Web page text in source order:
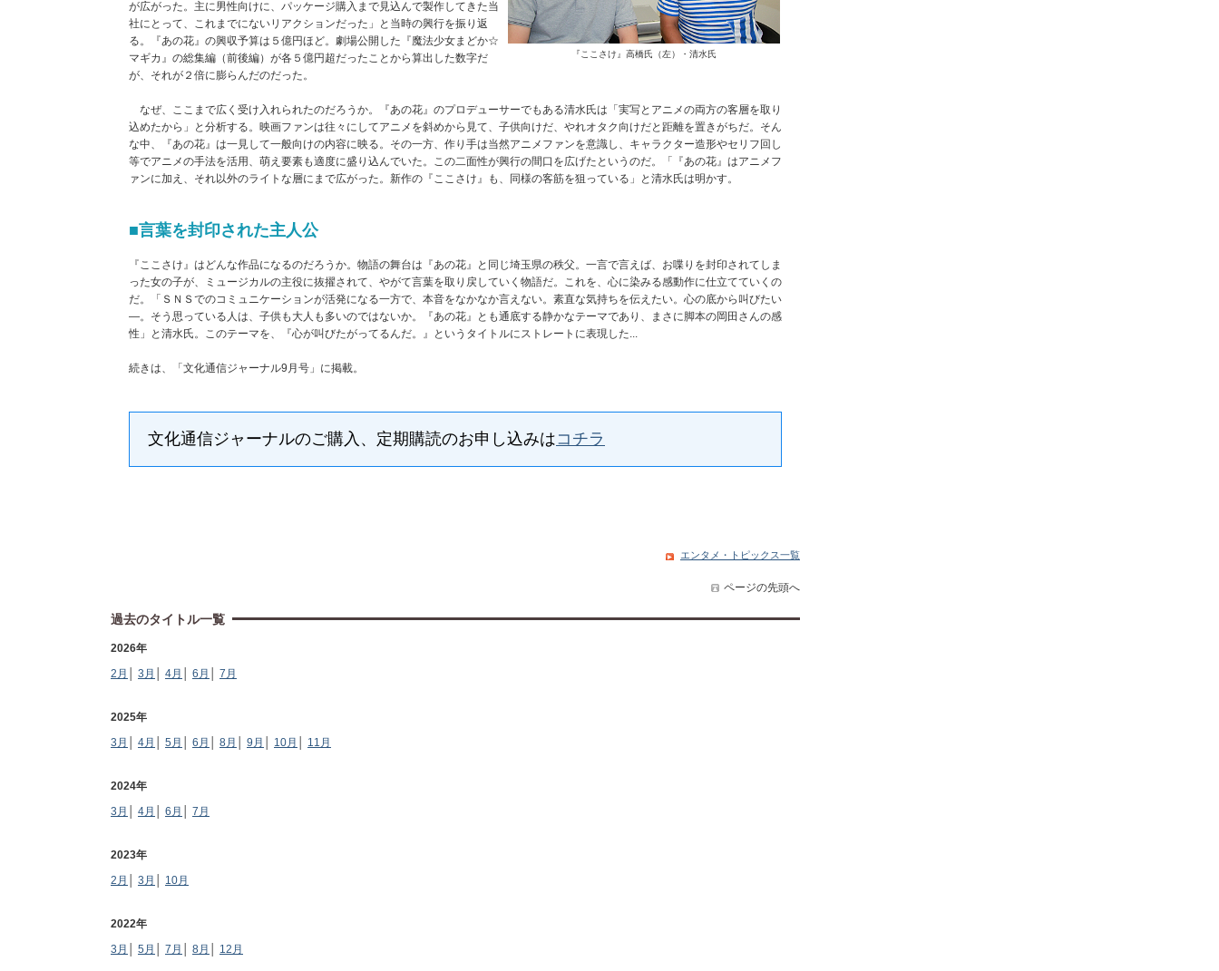
『ここさけ』高橋氏（左）・清水氏
が広がった。主に男性向けに、パッケージ購入まで見込んで製作してきた当
社にとって、これまでにないリアクションだった」と当時の興行を振り返
る。『あの花』の興収予算は５億円ほど。劇場公開した『魔法少女まどか☆
マギカ』の総集編（前後編）が各５億円超だったことから算出した数字だ
が、それが２倍に膨らんだのだった。
なぜ、ここまで広く受け入れられたのだろうか。『あの花』のプロデューサーでもある清水氏は「実写とアニメの両方の客層を取り
込めたから」と分析する。映画ファンは往々にしてアニメを斜めから見て、子供向けだ、やれオタク向けだと距離を置きがちだ。そん
な中、『あの花』は一見して一般向けの内容に映る。その一方、作り手は当然アニメファンを意識し、キャラクター造形やセリフ回し
等でアニメの手法を活用、萌え要素も適度に盛り込んでいた。この二面性が興行の間口を広げたというのだ。「『あの花』はアニメフ
ァンに加え、それ以外のライトな層にまで広がった。新作の『ここさけ』も、同様の客筋を狙っている」と清水氏は明かす。
■言葉を封印された主人公
『ここさけ』はどんな作品になるのだろうか。物語の舞台は『あの花』と同じ埼玉県の秩父。一言で言えば、お喋りを封印されてしま
った女の子が、ミュージカルの主役に抜擢されて、やがて言葉を取り戻していく物語だ。これを、心に染みる感動作に仕立てていくの
だ。「ＳＮＳでのコミュニケーションが活発になる一方で、本音をなかなか言えない。素直な気持ちを伝えたい。心の底から叫びたい
―。そう思っている人は、子供も大人も多いのではないか。『あの花』とも通底する静かなテーマであり、まさに脚本の岡田さんの感
性」と清水氏。このテーマを、『心が叫びたがってるんだ。』というタイトルにストレートに表現した...
続きは、「文化通信ジャーナル9月号」に掲載。
文化通信ジャーナルのご購入、定期購読のお申し込みはコチラ
エンタメ・トピックス一覧
ページの先頭へ
過去のタイトル一覧
2026年
2月
3月 4月 6月 7月
2025年
3月
4月 5月 6月 8月 9月 10月 11月
2024年
3月
4月 6月 7月
2023年
2月
3月 10月
2022年
3月
5月 7月 8月 12月